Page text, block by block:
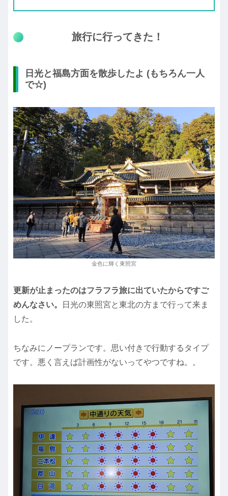
旅行に行ってきた！
日光と福島方面を散歩したよ (もちろん一人
で☆)
金色に輝く東照宮
更新が止まったのはフラフラ旅に出ていたからですご
めんなさい。
日光の東照宮と東北の方まで行って来ま
した。
ちなみにノープランです。思い付きで行動するタイプ
です。悪く言えば計画性がないってやつですね。。